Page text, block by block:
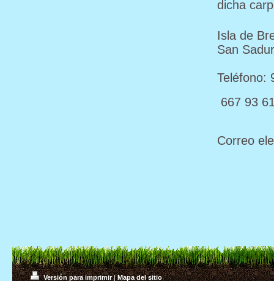
dicha
Isla de
San
Teléfono:
667 93
Correo
Versión para imprimir| Mapa del sitio